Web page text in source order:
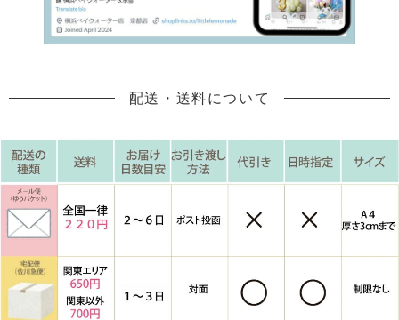
配送・送料について